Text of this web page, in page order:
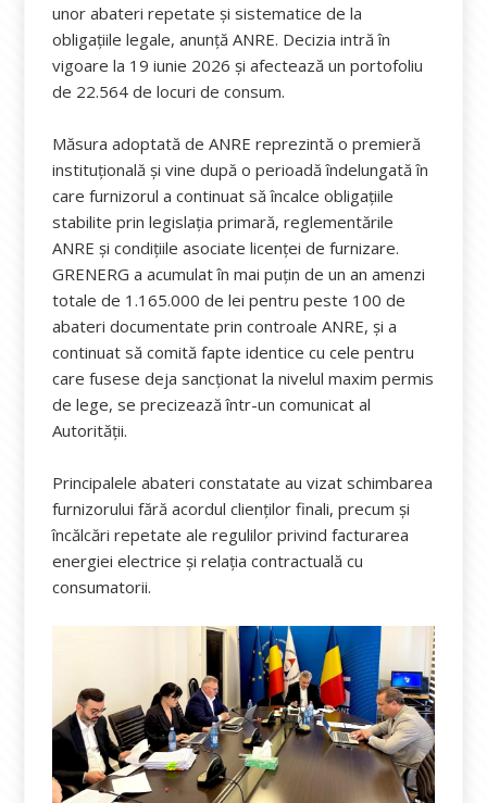
unor abateri repetate și sistematice de la
obligațiile legale, anunță ANRE. Decizia intră în
vigoare la 19 iunie 2026 și afectează un portofoliu
de 22.564 de locuri de consum.
Măsura adoptată de ANRE reprezintă o premieră
instituțională și vine după o perioadă îndelungată în
care furnizorul a continuat să încalce obligațiile
stabilite prin legislația primară, reglementările
ANRE și condițiile asociate licenței de furnizare.
GRENERG a acumulat în mai puțin de un an amenzi
totale de 1.165.000 de lei pentru peste 100 de
abateri documentate prin controale ANRE, și a
continuat să comită fapte identice cu cele pentru
care fusese deja sancționat la nivelul maxim permis
de lege, se precizează într-un comunicat al
Autorității.
Principalele abateri constatate au vizat schimbarea
furnizorului fără acordul clienților finali, precum și
încălcări repetate ale regulilor privind facturarea
energiei electrice și relația contractuală cu
consumatorii.